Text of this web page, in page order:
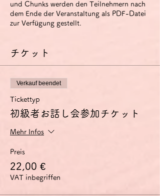
und Chunks werden den Teilnehmern nach
dem Ende der Veranstaltung als PDF-Datei
zur Verfügung gestellt.
チケット
Verkauf beendet
Tickettyp
初級者お話し会参加チケット
Mehr Infos
Preis
22,00 €
VAT inbegriffen